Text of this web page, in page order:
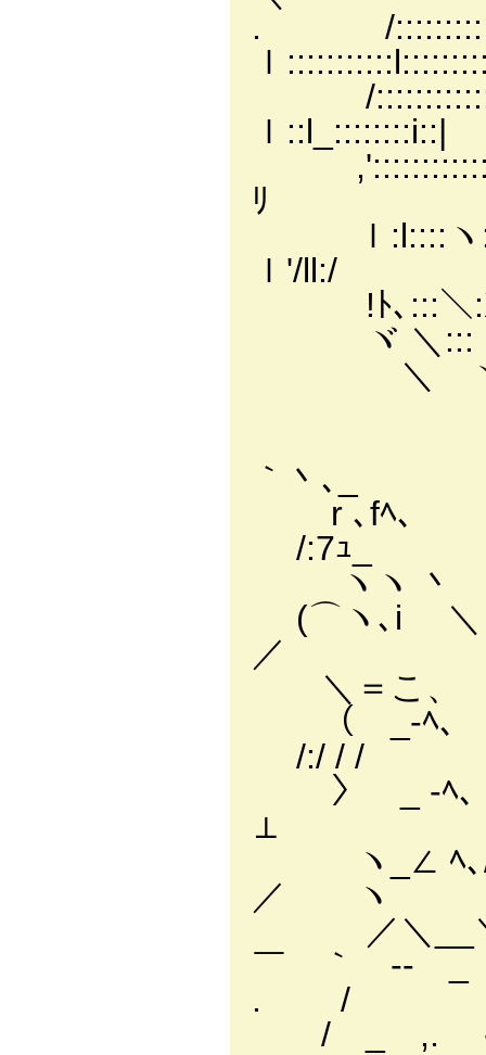
. /:::::::::ｌ
ｌ
/::::::::::::lﾍ
ｌ::l_::::::::i::|
ﾘ
ｌ:l::::ヽ
ｌ'/ll:/
!ﾄ､:::＼
ヾ ＼:::
＼ ヾ
｀丶､_
r ､fﾍ、
/:7ｭ_
ヽヽ 丶
(⌒ヽ､i
／
＼＝こ
（ _-ﾍ､
/:/ / /
〉 _ -ﾍ
⊥
ヽ_∠ ﾍ
／ ヽ
／＼__
￣ ｀ ‐- _
. / /
/ _ ,. -